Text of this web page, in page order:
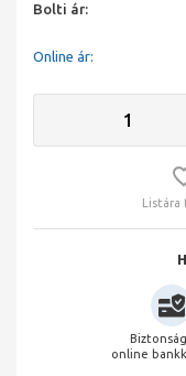
Bolti ár:
Online ár:
Listára
online